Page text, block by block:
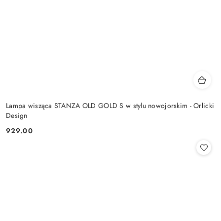
Lampa wisząca STANZA OLD GOLD S w stylu nowojorskim - Orlicki
Design
Cena:
929.00